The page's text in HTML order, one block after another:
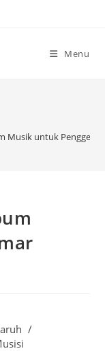
Menu
Musik untuk
/